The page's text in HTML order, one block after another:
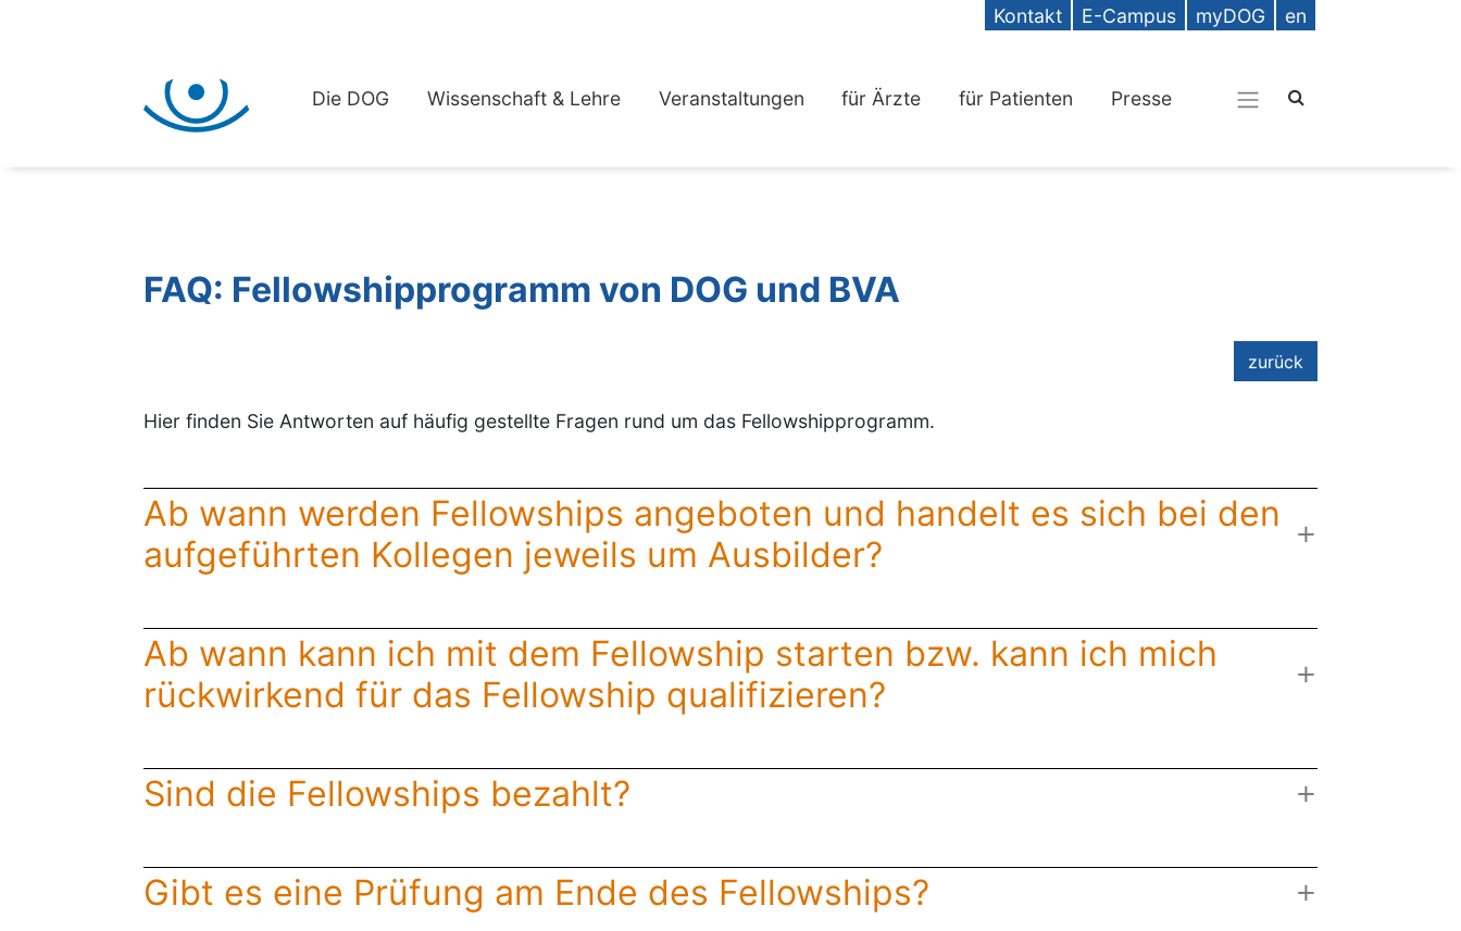
Kontakt E-Campus myDOG en
Die DOG Wissenschaft & Lehre Veranstaltungen für Ärzte für Patienten Presse
FAQ: Fellowshipprogramm von DOG und BVA
zurück
Hier finden Sie Antworten auf häufig gestellte Fragen rund um das Fellowshipprogramm.
Ab wann werden Fellowships angeboten und handelt es sich bei den
aufgeführten Kollegen jeweils um Ausbilder?
Ab wann kann ich mit dem Fellowship starten bzw. kann ich mich
rückwirkend für das Fellowship qualifizieren?
Sind die Fellowships bezahlt?
Gibt es eine Prüfung am Ende des Fellowships?